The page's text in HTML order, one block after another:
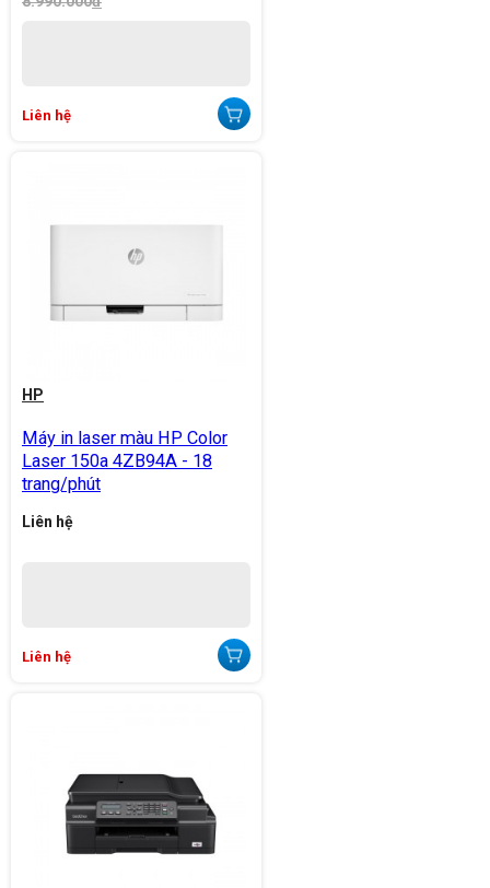
Liên hệ
HP
Máy in laser màu HP Color
Laser 150a 4ZB94A - 18
trang/phút
Liên hệ
Liên hệ